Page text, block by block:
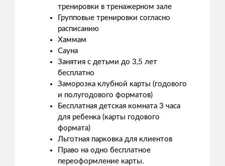
тренировки в тренажерном зале
Групповые тренировки согласно
расписанию
Хаммам
Сауна
Занятия с детьми до 3,5 лет
бесплатно
Заморозка клубной карты (годового
и полугодового форматов)
Бесплатная детская комната 3 часа
для ребенка (карты годового
формата)
Льготная парковка для клиентов
Право на одно бесплатное
переоформление карты.